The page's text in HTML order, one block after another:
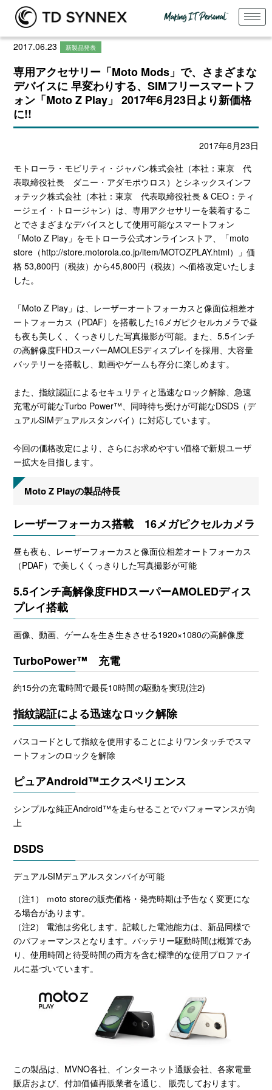
2017.06.23 新製品発表
専用アクセサリー「Moto Mods」で、さまざまな
デバイスに 早変わりする、SIMフリースマートフ
ォン「Moto Z Play」 2017年6月23日より新価格
に!!
2017年6月23日
モトローラ・モビリティ・ジャパン株式会社（本社：東京 代
表取締役社長 ダニー・アダモポウロス）とシネックスインフ
ォテック株式会社（本社：東京 代表取締役社長 & CEO：ティ
ージェイ・トロージャン）は、専用アクセサリーを装着するこ
とでさまざまなデバイスとして使用可能なスマートフォン
「Moto Z Play」をモトローラ公式オンラインストア、「moto
store（http://store.motorola.co.jp/item/MOTOZPLAY.html）」価
格 53,800円（税抜）から45,800円（税抜）へ価格改定いたしま
した。
「Moto Z Play」は、レーザーオートフォーカスと像面位相差オ
ートフォーカス（PDAF）を搭載した16メガピクセルカメラで昼
も夜も美しく、くっきりした写真撮影が可能。また、5.5インチ
の高解像度FHDスーパーAMOLESディスプレイを採用、大容量
バッテリーを搭載し、動画やゲームも存分に楽しめます。
また、指紋認証によるセキュリティと迅速なロック解除、急速
充電が可能なTurbo Power™、同時待ち受けが可能なDSDS（デ
ュアルSIMデュアルスタンバイ）に対応しています。
今回の価格改定により、さらにお求めやすい価格で新規ユーザ
ー拡大を目指します。
Moto Z Playの製品特長
レーザーフォーカス搭載 16メガピクセルカメラ
昼も夜も、レーザーフォーカスと像面位相差オートフォーカス
（PDAF）で美しくくっきりした写真撮影が可能
5.5インチ高解像度FHDスーパーAMOLEDディス
プレイ搭載
画像、動画、ゲームを生き生きさせる1920×1080の高解像度
TurboPower™ 充電
約15分の充電時間で最長10時間の駆動を実現(注2)
指紋認証による迅速なロック解除
パスコードとして指紋を使用することによりワンタッチでスマ
ートフォンのロックを解除
ピュアAndroid™エクスペリエンス
シンプルな純正Android™を走らせることでパフォーマンスが向
上
DSDS
デュアルSIMデュアルスタンバイが可能
（注1） ｍoto storeの販売価格・発売時期は予告なく変更にな
る場合があります。
（注2） 電池は劣化します。記載した電池能力は、新品同様で
のパフォーマンスとなります。バッテリー駆動時間は概算であ
り、使用時間と待受時間の両方を含む標準的な使用プロファイ
ルに基づいています。
この製品は、MVNO各社、インターネット通販会社、各家電量
販店および、付加価値再販業者を通じ、 販売しております。